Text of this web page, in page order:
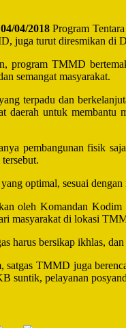
04/2018Program
juga turut diresmikan di
program TMMD
semangat masyarakat.
terpadu dan
daerah untuk
pembangunan fisik
optimal, sesuai
oleh Komandan
masyarakat di lokasi
harus bersikap ikhlas,
satgas TMMD juga
suntik, pelayanan